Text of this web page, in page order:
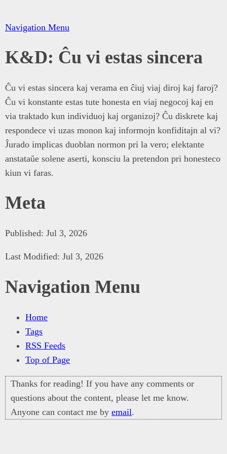
Navigation Menu
K&D: Ĉu vi estas sincera
Ĉu vi estas sincera kaj verama en ĉiuj viaj diroj kaj faroj?
Ĉu vi konstante estas tute honesta en viaj negocoj kaj en
via traktado kun individuoj kaj organizoj? Ĉu diskrete kaj
respondece vi uzas monon kaj informojn konfiditajn al vi?
Ĵurado implicas duoblan normon pri la vero; elektante
anstataŭe solene aserti, konsciu la pretendon pri honesteco
kiun vi faras.
Meta
Published: Jul 3, 2026
Last Modified: Jul 3, 2026
Navigation Menu
Home
Tags
RSS Feeds
Top of Page
Thanks for reading! If you have any comments or
questions about the content, please let me know.
Anyone can contact me by email.